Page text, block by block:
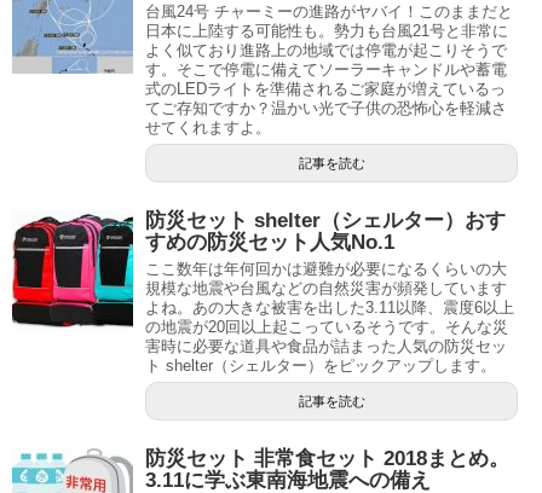
台風24号 チャーミーの進路がヤバイ！このままだと
日本に上陸する可能性も。勢力も台風21号と非常に
よく似ており進路上の地域では停電が起こりそうで
す。そこで停電に備えてソーラーキャンドルや蓄電
式のLEDライトを準備されるご家庭が増えているっ
てご存知ですか？温かい光で子供の恐怖心を軽減さ
せてくれますよ。
記事を読む
防災セット shelter（シェルター）おす
すめの防災セット人気No.1
ここ数年は年何回かは避難が必要になるくらいの大
規模な地震や台風などの自然災害が頻発しています
よね。あの大きな被害を出した3.11以降、震度6以上
の地震が20回以上起こっているそうです。そんな災
害時に必要な道具や食品が詰まった人気の防災セッ
ト shelter（シェルター）をピックアップします。
記事を読む
防災セット 非常食セット 2018まとめ。
3.11に学ぶ東南海地震への備え